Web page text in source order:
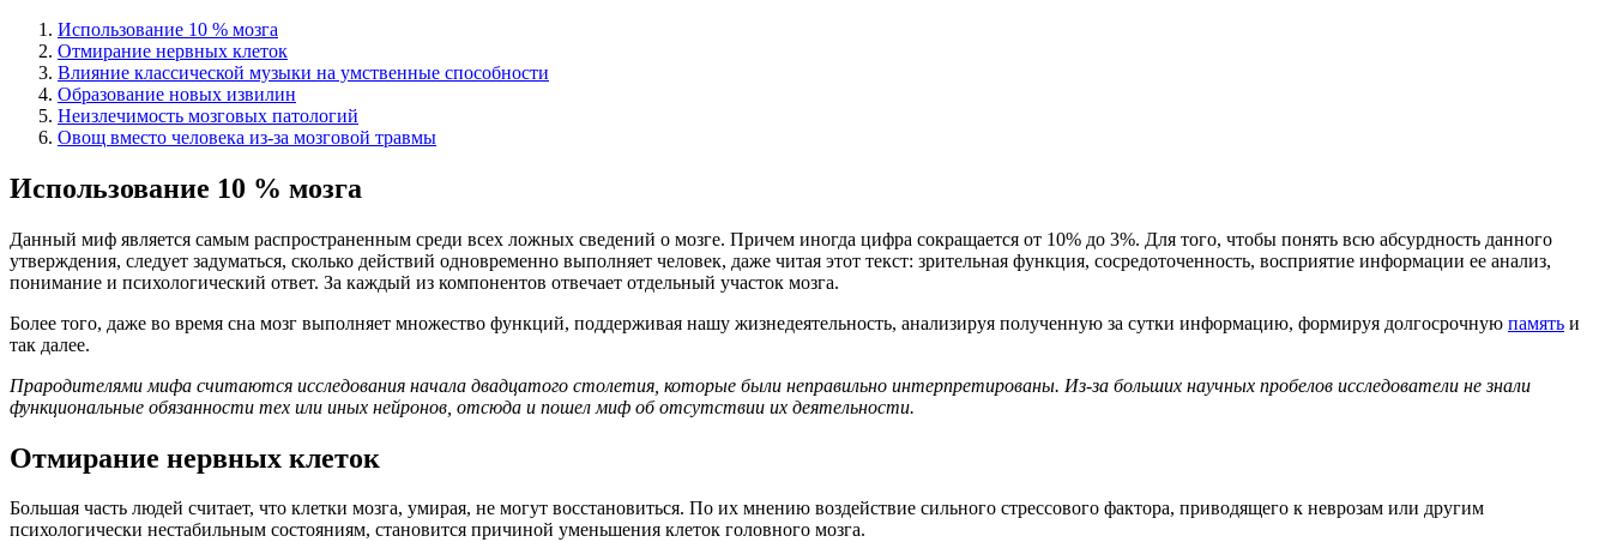
Использование 10 % мозга
Отмирание нервных клеток
Влияние классической музыки на умственные способности
Образование новых извилин
Неизлечимость мозговых патологий
Овощ вместо человека из-за мозговой травмы
Использование 10 % мозга
Данный миф является самым распространенным среди всех ложных сведений о мозге. Причем иногда цифра сокращается от 10% до 3%. Для того, чтобы понять всю абсурдность данного
утверждения, следует задуматься, сколько действий одновременно выполняет человек, даже читая этот текст: зрительная функция, сосредоточенность, восприятие информации ее анализ,
понимание и психологический ответ. За каждый из компонентов отвечает отдельный участок мозга.
Более того, даже во время сна мозг выполняет множество функций, поддерживая нашу жизнедеятельность, анализируя полученную за сутки информацию, формируя долгосрочную память и
так далее.
Прародителями мифа считаются исследования начала двадцатого столетия, которые были неправильно интерпретированы. Из-за больших научных пробелов исследователи не знали
функциональные обязанности тех или иных нейронов, отсюда и пошел миф об отсутствии их деятельности.
Отмирание нервных клеток
Большая часть людей считает, что клетки мозга, умирая, не могут восстановиться. По их мнению воздействие сильного стрессового фактора, приводящего к неврозам или другим
психологически нестабильным состояниям, становится причиной уменьшения клеток головного мозга.